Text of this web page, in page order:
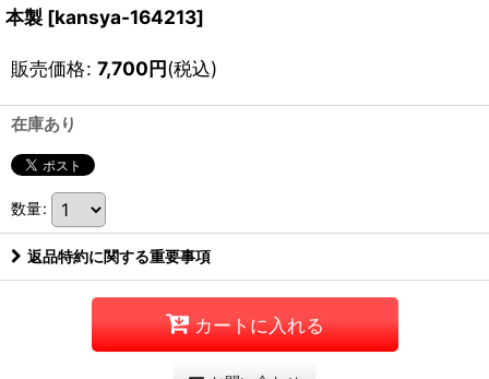
本製 [kansya-164213]
販売価格: 7,700円(税込)
在庫あり
数量:
返品特約に関する重要事項
カートに入れる